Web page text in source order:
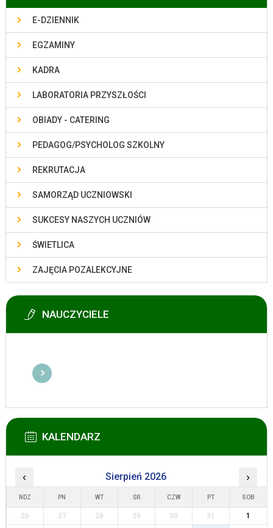
E-DZIENNIK
EGZAMINY
KADRA
LABORATORIA PRZYSZŁOŚCI
OBIADY - CATERING
PEDAGOG/PSYCHOLOG SZKOLNY
REKRUTACJA
SAMORZĄD UCZNIOWSKI
SUKCESY NASZYCH UCZNIÓW
ŚWIETLICA
ZAJĘCIA POZALEKCYJNE
NAUCZYCIELE
KALENDARZ
‹ Sierpień 2026 ›
NDZ PN WT ŚR CZW PT SOB
26 27 28 29 30 31
1